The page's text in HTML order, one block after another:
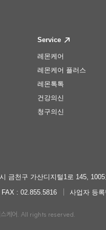
Service
레몬케어
레몬케어 플러스
레몬톡톡
건강의신
청구의신
금천구 가산디지털1로 145,
FAX : 02.855.5816 사업자 등
케어. All rights reserved.